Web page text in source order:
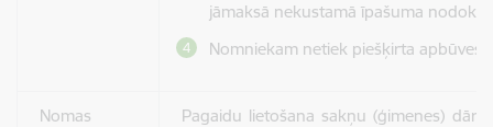
jāmaksā nekustamā īpašuma
Nomniekam netiek piešķirta apbūves
Nomas
Pagaidu lietošana sakņu (ģimenes)